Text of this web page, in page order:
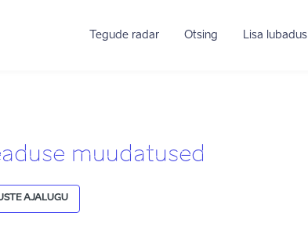
Tegude radar Otsing Lisa lubadus
muudatused
AJALUGU